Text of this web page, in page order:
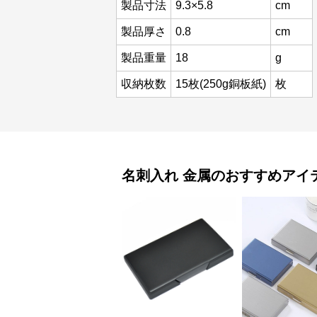
製品寸法 9.3×5.8 cm
製品厚さ 0.8 cm
製品重量 18 g
収納枚数 15枚(250g銅板紙) 枚
名刺入れ 金属のおすすめアイ